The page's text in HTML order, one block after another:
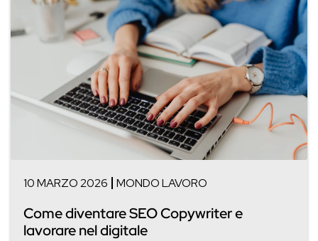
10 MARZO 2026 MONDO LAVORO
Come diventare SEO Copywriter e
lavorare nel digitale